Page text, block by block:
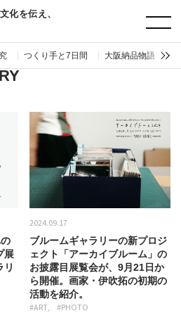
化を伝え、
つくり手と7日間 大阪納品物語
展
リ
2024.09.17
ブルームギャラリーの新プロジ
ェクト「アーカイブルーム」の
お披露目展覧会が、9月21日か
ら開催。画家・伊吹拓の初期の
活動を紹介。
#ART #PHOTO